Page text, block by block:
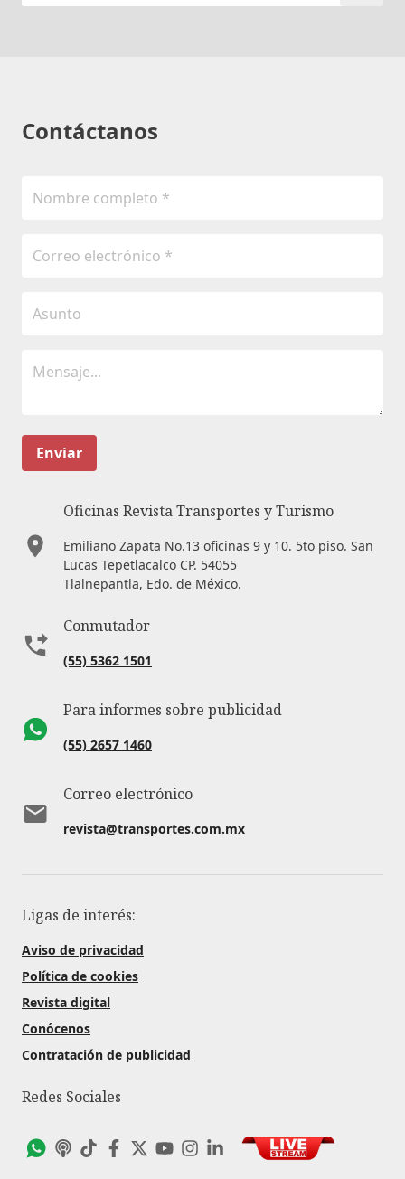
Contáctanos
Enviar
Oficinas Revista Transportes y Turismo
Emiliano Zapata No.13 oficinas 9 y 10. 5to piso. San
Lucas Tepetlacalco CP. 54055
Tlalnepantla, Edo. de México.
Conmutador
(55) 5362 1501
Para informes sobre publicidad
(55) 2657 1460
Correo electrónico
revista@transportes.com.mx
Ligas de interés:
Aviso de privacidad
Política de cookies
Revista digital
Conócenos
Contratación de publicidad
Redes Sociales